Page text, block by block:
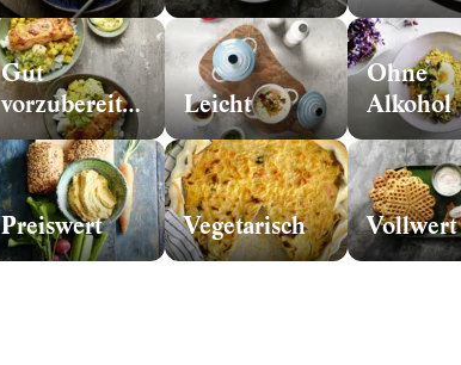
Gut
vorzubereiten
Leicht
Ohne
Alkohol
Preiswert Vegetarisch Vollwert